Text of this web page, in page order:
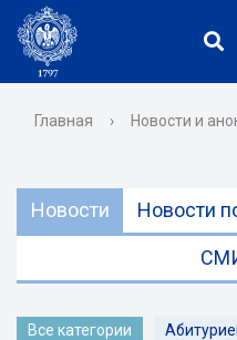
Главная › Новости и
Новости Новости
Все категории